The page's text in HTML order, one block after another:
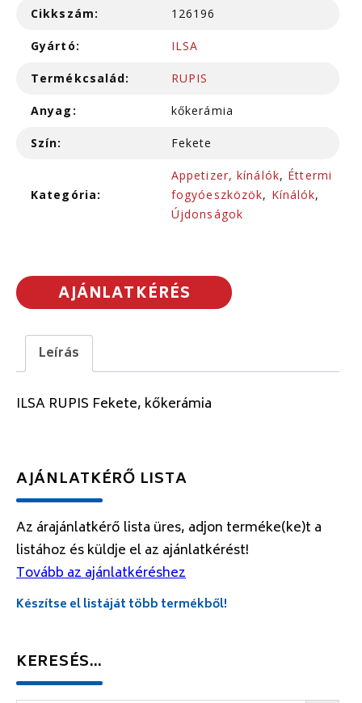
Cikkszám: 126196
Gyártó: ILSA
Termékcsalád: RUPIS
Anyag: kőkerámia
Szín: Fekete
Kategória:
Appetizer, kínálók, Éttermi
fogyóeszközök, Kínálók,
Újdonságok
AJÁNLATKÉRÉS
Leírás
ILSA RUPIS Fekete, kőkerámia
AJÁNLATKÉRŐ LISTA
Az árajánlatkérő lista üres, adjon terméke(ke)t a
listához és küldje el az ajánlatkérést!
Tovább az ajánlatkéréshez
Készítse el listáját több termékből!
KERESÉS…